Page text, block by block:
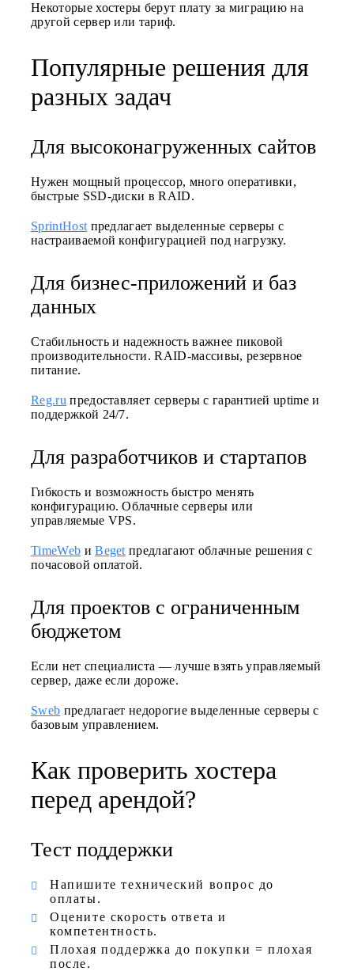
Некоторые хостеры берут плату за миграцию на
другой сервер или тариф.
Популярные решения для
разных задач
Для высоконагруженных сайтов
Нужен мощный процессор, много оперативки,
быстрые SSD-диски в RAID.
SprintHost предлагает выделенные серверы с
настраиваемой конфигурацией под нагрузку.
Для бизнес-приложений и баз
данных
Стабильность и надежность важнее пиковой
производительности. RAID-массивы, резервное
питание.
Reg.ru предоставляет серверы с гарантией uptime и
поддержкой 24/7.
Для разработчиков и стартапов
Гибкость и возможность быстро менять
конфигурацию. Облачные серверы или
управляемые VPS.
TimeWeb иBeget предлагают облачные решения с
почасовой оплатой.
Для проектов с ограниченным
бюджетом
Если нет специалиста — лучше взять управляемый
сервер, даже если дороже.
Sweb предлагает недорогие выделенные серверы с
базовым управлением.
Как проверить хостера
перед арендой?
Тест поддержки
Напишите технический вопрос до
оплаты.
Оцените скорость ответа и
компетентность.
Плохая поддержка до покупки = плохая
после.